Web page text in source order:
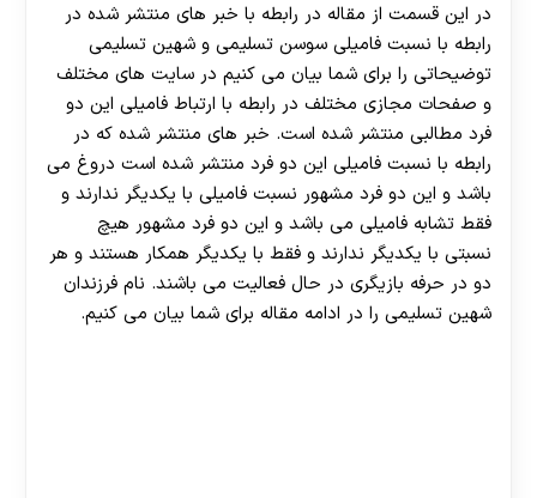
در این قسمت از مقاله در رابطه با خبر های منتشر شده در
رابطه با نسبت فامیلی سوسن تسلیمی و شهین تسلیمی
توضیحاتی را برای شما بیان می کنیم در سایت های مختلف
و صفحات مجازی مختلف در رابطه با ارتباط فامیلی این دو
فرد مطالبی منتشر شده است. خبر های منتشر شده که در
رابطه با نسبت فامیلی این دو فرد منتشر شده است دروغ می
باشد و این دو فرد مشهور نسبت فامیلی با یکدیگر ندارند و
فقط تشابه فامیلی می باشد و این دو فرد مشهور هیچ
نسبتی با یکدیگر ندارند و فقط با یکدیگر همکار هستند و هر
دو در حرفه‌ بازیگری در حال فعالیت می باشند. نام فرزندان
شهین تسلیمی را در ادامه مقاله برای شما بیان می کنیم.